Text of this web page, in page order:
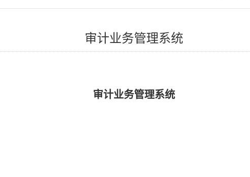
审计业务管理系统
审计业务管理系统